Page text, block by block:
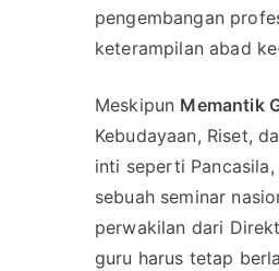
pengembangan
keterampilan abad
Meskipun Memantik
Kebudayaan, Riset,
inti seperti
sebuah seminar
perwakilan dari
guru harus tetap